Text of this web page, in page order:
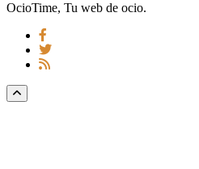
OcioTime, Tu web de ocio.